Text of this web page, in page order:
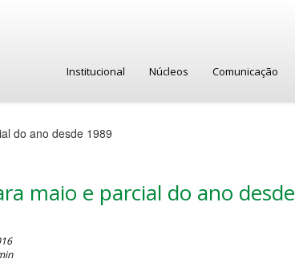
Institucional Núcleos Comunicação
do ano desde 1989
maio e parcial do ano desde